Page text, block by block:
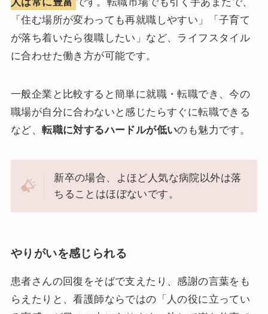
「住む場所が変わっても再就職しやすい」「子育て
が落ち着いたら復職したい」など、ライフスタイル
に合わせた働き方が可能です。
一般企業と比較すると簡単に就職・転職でき、今の
職場が自分に合わないと感じたらすぐに転職できる
など、転職に対するハードルが低いのも魅力です。
新卒の場合、よほど人気な病院以外は落
ちることはほぼないです。
やりがいを感じられる
患者さんの回復をそばで支えたり、感謝の言葉をも
らえたりと、看護師ならではの「人の役に立ってい